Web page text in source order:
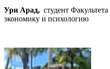
Ури Арад, студент
экономику и психологию